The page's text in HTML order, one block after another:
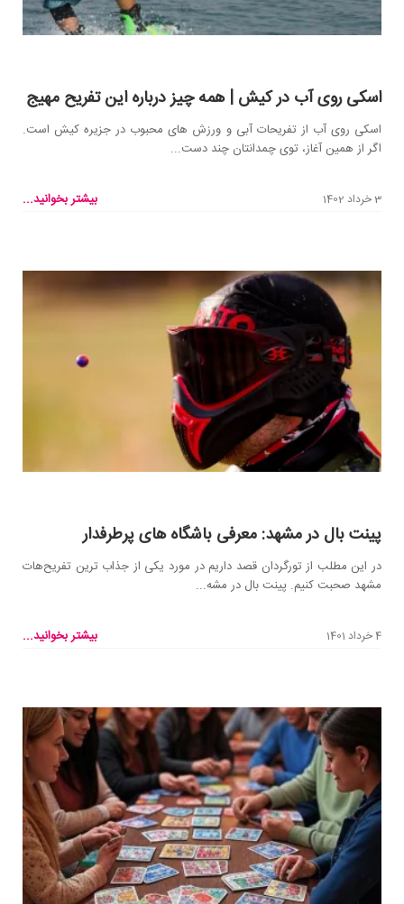
اسکی روی آب در کیش | همه چیز درباره این تفریح مهیج
اسکی روی آب از تفریحات آبی و ورزش های محبوب در جزیره کیش است.
اگر از همین آغاز، توی چمدانتان چند دست...
3 خرداد 1402 بیشتر بخوانید...
پینت بال در مشهد: معرفی باشگاه های پرطرفدار
در این مطلب از تورگردان قصد داریم در مورد یکی از جذاب ترین تفریح‌هات
مشهد صحبت کنیم. پینت بال در مشه...
4 خرداد 1401 بیشتر بخوانید...